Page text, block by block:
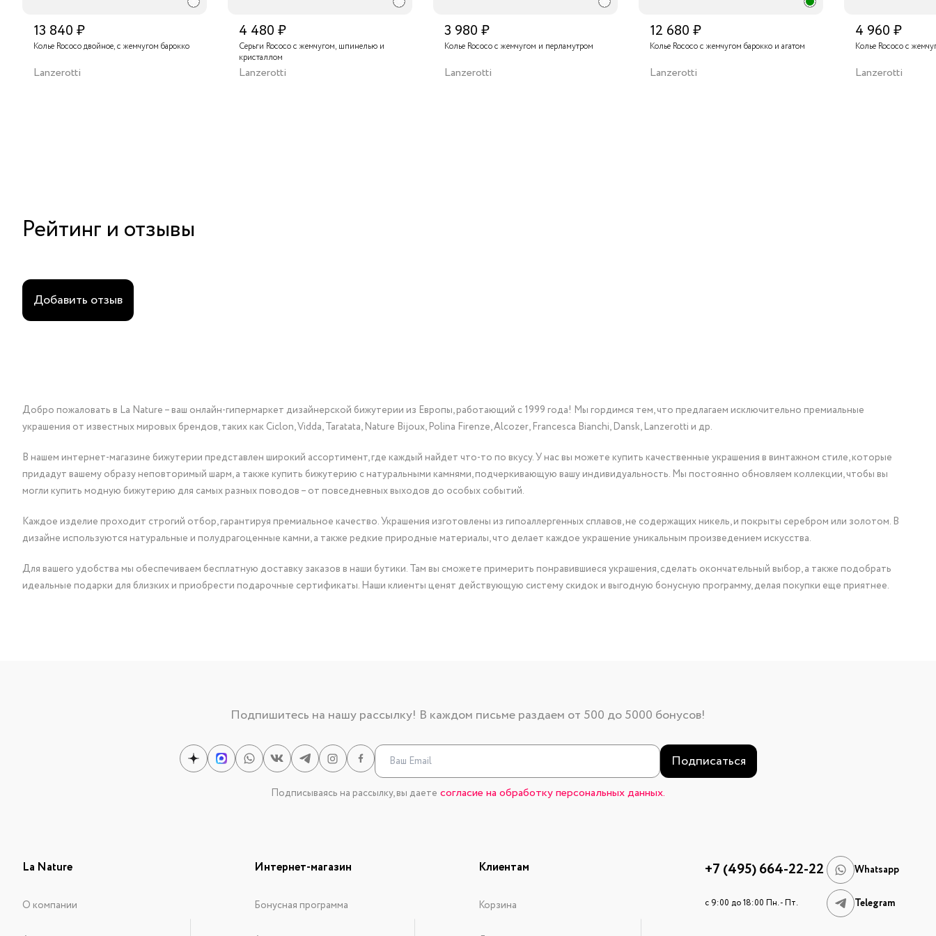
13 840 ₽
Колье Rococo двойное, с жемчугом барокко
Lanzerotti
4 480 ₽
Серьги Rococo с жемчугом, шпинелью и
кристаллом
Lanzerotti
3 980 ₽
Колье Rococo с жемчугом и перламутром
Lanzerotti
12 680 ₽
Колье Rococo с жемчугом барокко и агатом
Lanzerotti
4 960 ₽
Колье Rococo с
Lanzerotti
Рейтинг и отзывы
Добавить отзыв
Добро пожаловать в La Nature – ваш онлайн-гипермаркет дизайнерской бижутерии из Европы, работающий с 1999 года! Мы гордимся тем, что предлагаем исключительно премиальные
украшения от известных мировых брендов, таких как Ciclon, Vidda, Taratata, Nature Bijoux, Polina Firenze, Alcozer, Francesca Bianchi, Dansk, Lanzerotti и др.
В нашем интернет-магазине бижутерии представлен широкий ассортимент, где каждый найдет что-то по вкусу. У нас вы можете купить качественные украшения в винтажном стиле, которые
придадут вашему образу неповторимый шарм, а также купить бижутерию с натуральными камнями, подчеркивающую вашу индивидуальность. Мы постоянно обновляем коллекции, чтобы вы
могли купить модную бижутерию для самых разных поводов – от повседневных выходов до особых событий.
Каждое изделие проходит строгий отбор, гарантируя премиальное качество. Украшения изготовлены из гипоаллергенных сплавов, не содержащих никель, и покрыты серебром или золотом. В
дизайне используются натуральные и полудрагоценные камни, а также редкие природные материалы, что делает каждое украшение уникальным произведением искусства.
Для вашего удобства мы обеспечиваем бесплатную доставку заказов в наши бутики. Там вы сможете примерить понравившиеся украшения, сделать окончательный выбор, а также подобрать
идеальные подарки для близких и приобрести подарочные сертификаты. Наши клиенты ценят действующую систему скидок и выгодную бонусную программу, делая покупки еще приятнее.
Подпишитесь на нашу рассылку! В каждом письме раздаем от 500 до 5000 бонусов!
Подписаться
Подписываясь на рассылку, вы даете согласие на обработку персональных данных.
La Nature
О компании
Интернет-магазин
Бонусная программа
Клиентам
Корзина
+7 (495) 664-22-22 Whatsapp
c 9:00 до 18:00 Пн. - Пт. Telegram